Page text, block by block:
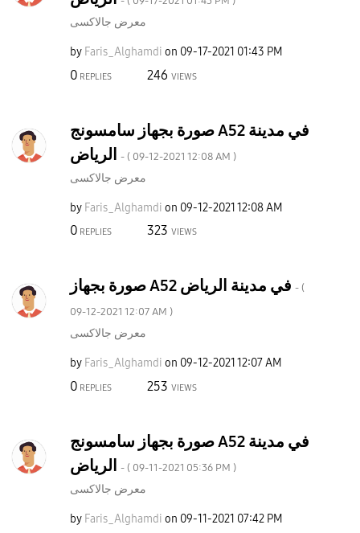
معرض جالاكسى
by Faris_Alghamdi on ‎09-17-2021 01:43 PM
0 REPLIES 246 VIEWS
صورة بجهاز سامسونج A52 في مدينة
- ( ‎09-12-2021 12:08 AM )
معرض جالاكسى
by Faris_Alghamdi on ‎09-12-2021 12:08 AM
0 REPLIES 323 VIEWS
- (
‎09-12-2021 12:07 AM )
معرض جالاكسى
by Faris_Alghamdi on ‎09-12-2021 12:07 AM
0 REPLIES 253 VIEWS
صورة بجهاز سامسونج A52 في مدينة
- ( ‎09-11-2021 05:36 PM )
معرض جالاكسى
by Faris_Alghamdi on ‎09-11-2021 07:42 PM